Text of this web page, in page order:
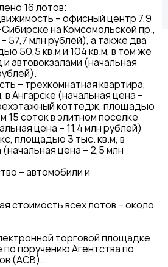
16 лотов:
– офисный центр 7,9
Сибирске на Комсомольской пр.,
57,7 млн рублей), а также два
50,5 кв.м и 104 кв.м, в том же
автовокзалами (начальная
– трехкомнатная квартира,
Ангарске (начальная цена –
коттедж, площадью
15 соток в элитном поселке
цена – 11,4 млн рублей)
площадью 3 тыс. кв.м, в
цена – 2,5 млн
– автомобили и
стоимость всех лотов – около
торговой площадке
поручению Агентства по
(АСВ).